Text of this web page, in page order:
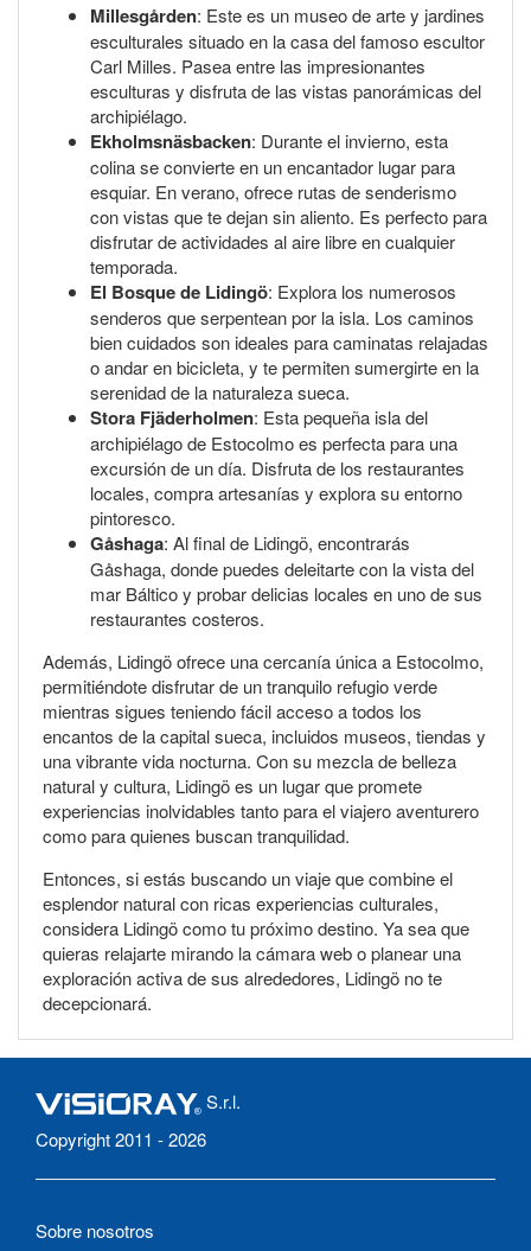
Millesgården: Este es un museo de arte y jardines
esculturales situado en la casa del famoso escultor
Carl Milles. Pasea entre las impresionantes
esculturas y disfruta de las vistas panorámicas del
archipiélago.
Ekholmsnäsbacken: Durante el invierno, esta
colina se convierte en un encantador lugar para
esquiar. En verano, ofrece rutas de senderismo
con vistas que te dejan sin aliento. Es perfecto para
disfrutar de actividades al aire libre en cualquier
temporada.
El Bosque de Lidingö: Explora los numerosos
senderos que serpentean por la isla. Los caminos
bien cuidados son ideales para caminatas relajadas
o andar en bicicleta, y te permiten sumergirte en la
serenidad de la naturaleza sueca.
Stora Fjäderholmen: Esta pequeña isla del
archipiélago de Estocolmo es perfecta para una
excursión de un día. Disfruta de los restaurantes
locales, compra artesanías y explora su entorno
pintoresco.
Gåshaga: Al final de Lidingö, encontrarás
Gåshaga, donde puedes deleitarte con la vista del
mar Báltico y probar delicias locales en uno de sus
restaurantes costeros.
Además, Lidingö ofrece una cercanía única a Estocolmo,
permitiéndote disfrutar de un tranquilo refugio verde
mientras sigues teniendo fácil acceso a todos los
encantos de la capital sueca, incluidos museos, tiendas y
una vibrante vida nocturna. Con su mezcla de belleza
natural y cultura, Lidingö es un lugar que promete
experiencias inolvidables tanto para el viajero aventurero
como para quienes buscan tranquilidad.
Entonces, si estás buscando un viaje que combine el
esplendor natural con ricas experiencias culturales,
considera Lidingö como tu próximo destino. Ya sea que
quieras relajarte mirando la cámara web o planear una
exploración activa de sus alrededores, Lidingö no te
decepcionará.
S.r.l.
Copyright 2011 - 2026
Sobre nosotros